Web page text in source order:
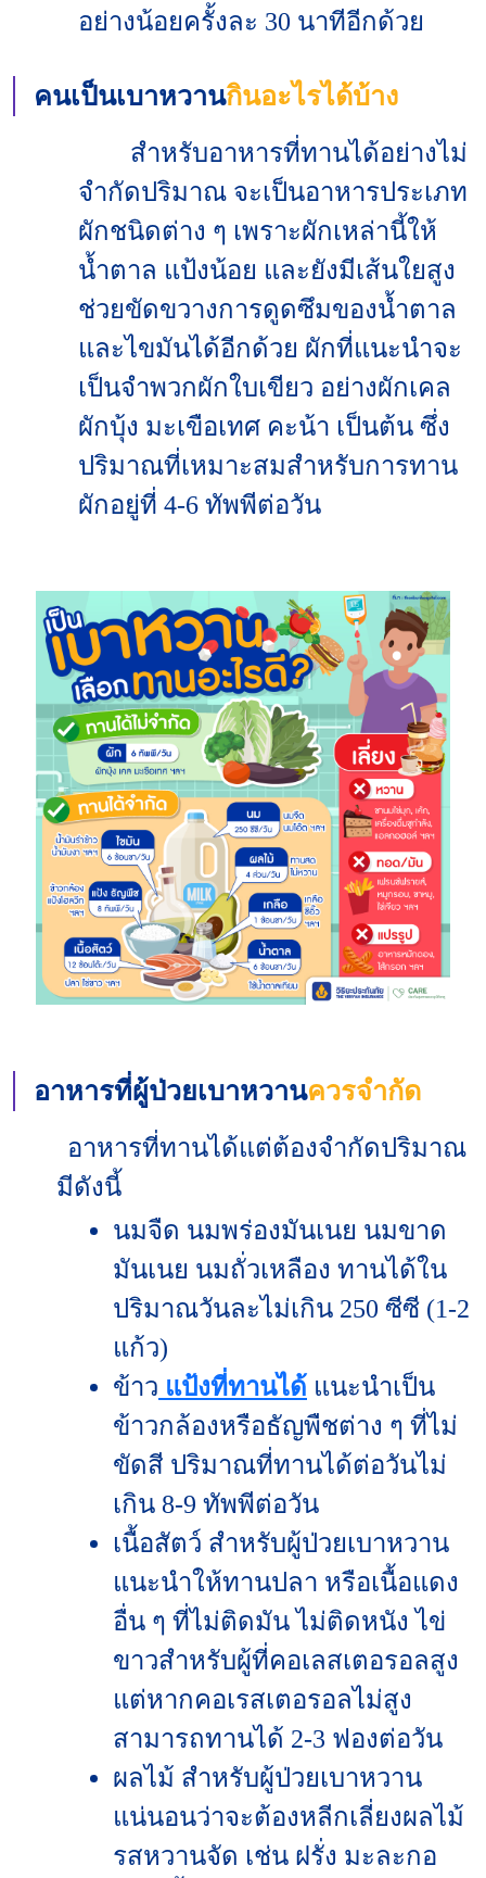
อย่างน้อยครั้งละ 30 นาทีอีกด้วย
คนเป็นเบาหวานกินอะไรได้บ้าง
สำหรับอาหารที่ทานได้อย่างไม่
จำกัดปริมาณ จะเป็นอาหารประเภท
ผักชนิดต่าง ๆ เพราะผักเหล่านี้ให้
น้ำตาล แป้งน้อย และยังมีเส้นใยสูง
ช่วยขัดขวางการดูดซึมของน้ำตาล
และไขมันได้อีกด้วย ผักที่แนะนำจะ
เป็นจำพวกผักใบเขียว อย่างผักเคล
ผักบุ้ง มะเขือเทศ คะน้า เป็นต้น ซึ่ง
ปริมาณที่เหมาะสมสำหรับการทาน
ผักอยู่ที่ 4-6 ทัพพีต่อวัน
อาหารที่ผู้ป่วยเบาหวานควรจำกัด
อาหารที่ทานได้แต่ต้องจำกัดปริมาณ
มีดังนี้
นมจืด นมพร่องมันเนย นมขาด
มันเนย นมถั่วเหลือง ทานได้ใน
ปริมาณวันละไม่เกิน 250 ซีซี (1-2
แก้ว)
ข้าว แป้งที่ทานได้ แนะนำเป็น
ข้าวกล้องหรือธัญพืชต่าง ๆ ที่ไม่
ขัดสี ปริมาณที่ทานได้ต่อวันไม่
เกิน 8-9 ทัพพีต่อวัน
เนื้อสัตว์ สำหรับผู้ป่วยเบาหวาน
แนะนำให้ทานปลา หรือเนื้อแดง
อื่น ๆ ที่ไม่ติดมัน ไม่ติดหนัง ไข่
ขาวสำหรับผู้ที่คอเลสเตอรอลสูง
แต่หากคอเรสเตอรอลไม่สูง
สามารถทานได้ 2-3 ฟองต่อวัน
ผลไม้ สำหรับผู้ป่วยเบาหวาน
แน่นอนว่าจะต้องหลีกเลี่ยงผลไม้
รสหวานจัด เช่น ฝรั่ง มะละกอ